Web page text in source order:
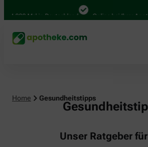
Mal in Deutschland Online bei Ihrer Apotheke
Home Gesundheitstipps
Unser Ratgeber